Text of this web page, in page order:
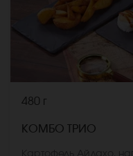
480 г
КОМБО ТРИО